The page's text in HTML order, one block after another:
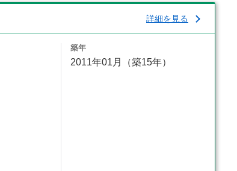
詳細を見る
築年
2011年01月（築15年）